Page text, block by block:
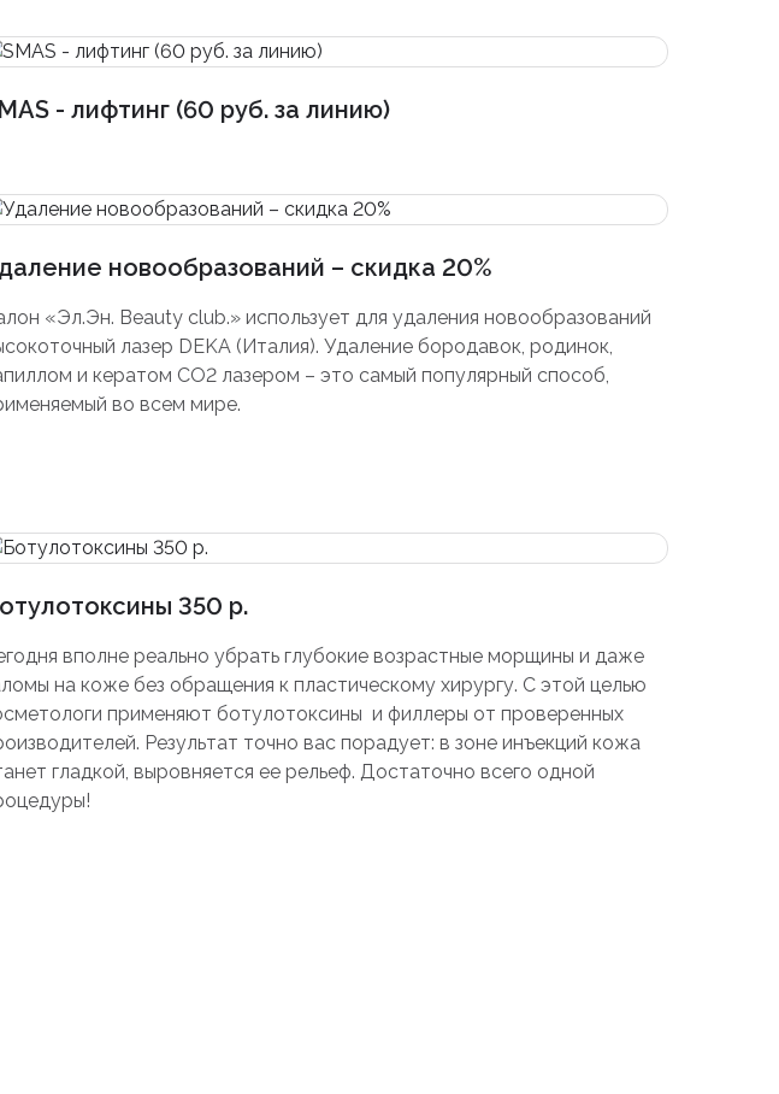
- лифтинг (60 руб. за линию)
новообразований – скидка 20%
«Эл.Эн. Beauty club.» использует для удаления новообразований
лазер DEKA (Италия). Удаление бородавок, родинок,
и кератом СО2 лазером – это самый популярный способ,
во всем мире.
350 р.
вполне реально убрать глубокие возрастные морщины и даже
на коже без обращения к пластическому хирургу. С этой целью
применяют ботулотоксины и филлеры от проверенных
Результат точно вас порадует: в зоне инъекций кожа
гладкой, выровняется ее рельеф. Достаточно всего одной